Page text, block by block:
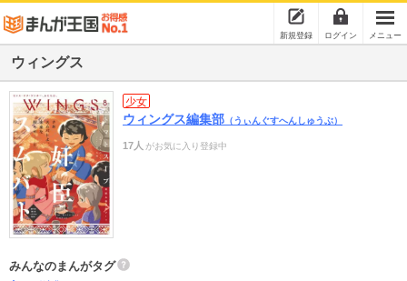
新規登録 ログイン メニュー
ウィングス
少女
ウィングス編集部 （うぃんぐすへんしゅうぶ）
17人 がお気に入り登録中
みんなのまんがタグ